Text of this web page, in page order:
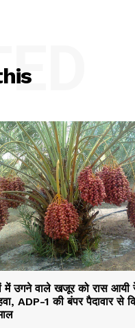
में उगने वाले खजूर को रास आयी
ADP-1 की बंपर पैदावार से